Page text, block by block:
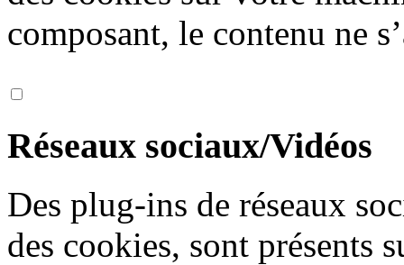
composant, le contenu ne
Réseaux sociaux/Vidéos
Des plug-ins de réseaux
des cookies, sont présents